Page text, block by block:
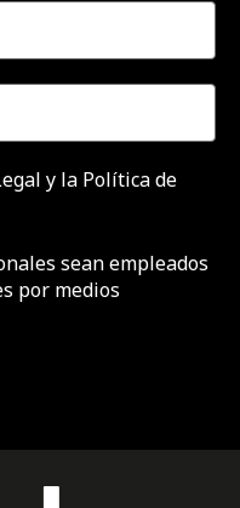
y la Política de
sean empleados
por medios